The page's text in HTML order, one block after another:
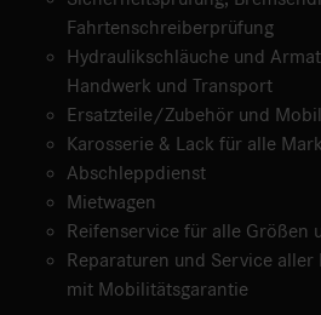
Fahrtenschreiberprüfung
Hydraulikschläuche und
Handwerk und Transport
Ersatzteile/Zubehör und
Karosserie & Lack für alle
Abschleppdienst
Mietwagen
Reifenservice für alle Größen
Reparaturen und Service
mit Mobilitätsgarantie